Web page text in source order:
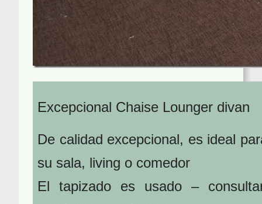
Excepcional Chaise Lounger divan
De calidad excepcional, es ideal
su sala, living o comedor
El tapizado es usado –